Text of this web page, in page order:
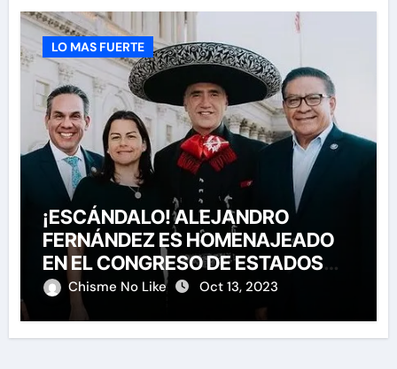
LO MAS FUERTE
¡ESCÁNDALO! ALEJANDRO
FERNÁNDEZ ES HOMENAJEADO
EN EL CONGRESO DE ESTADOS
UNIDOS
Chisme No Like Oct 13, 2023